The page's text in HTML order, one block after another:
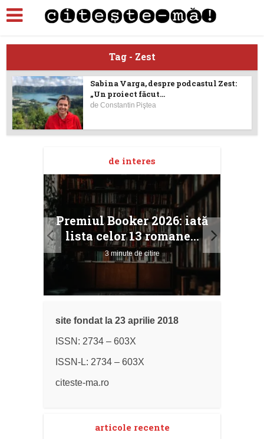
Tag - Zest
Sabina Varga, despre podcastul Zest:
„Un proiect făcut...
deConstantin Piştea
de interes
Premiul Booker 2026: iată
lista celor 13 romane...
3 minute de citire
site fondat la 23 aprilie 2018
ISSN: 2734 – 603X
ISSN-L: 2734 – 603X
citeste-ma.ro
articole recente